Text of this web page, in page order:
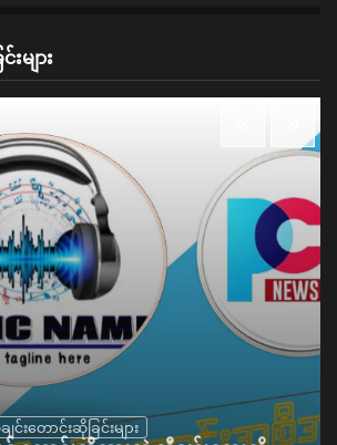
များ
င်းတောင်းဆိုခြင်းများ